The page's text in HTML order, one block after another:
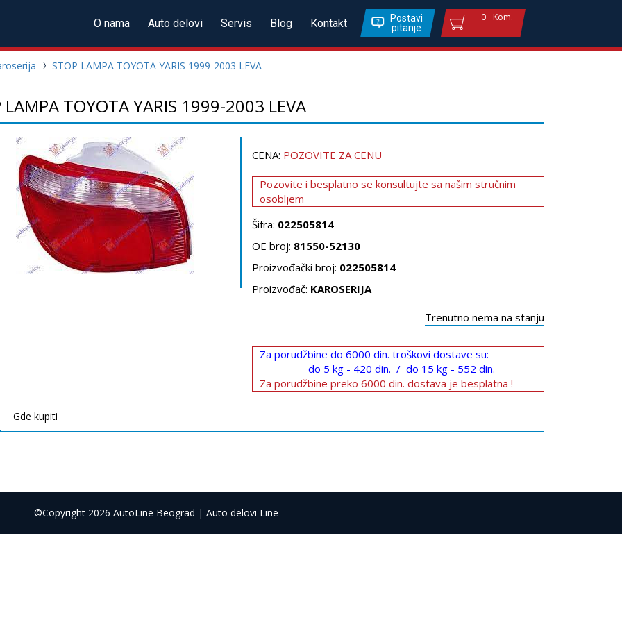
O nama Auto delovi Servis Blog Kontakt
Postavi
pitanje
0 Kom.
STOP LAMPA TOYOTA YARIS 1999-2003 LEVA
LAMPA TOYOTA YARIS 1999-2003 LEVA
CENA: POZOVITE ZA CENU
Pozovite i besplatno se konsultujte sa našim stručnim
osobljem
Šifra: 022505814
OE broj: 81550-52130
Proizvođački broj: 022505814
Proizvođač: KAROSERIJA
Trenutno nema na stanju
Za porudžbine do 6000 din. troškovi dostave su:
do 5 kg - 420 din. / do 15 kg - 552 din.
Za porudžbine preko 6000 din. dostava je besplatna !
Gde kupiti
©Copyright 2026 AutoLine Beograd | Auto delovi Line